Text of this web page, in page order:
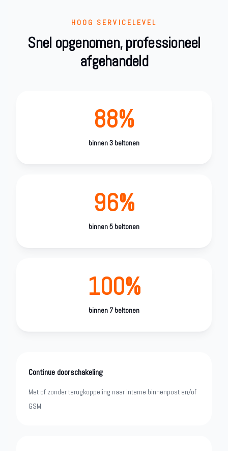
HOOG SERVICELEVEL
Snel opgenomen, professioneel
afgehandeld
88%
binnen 3 beltonen
96%
binnen 5 beltonen
100%
binnen 7 beltonen
Continue doorschakeling
Met of zonder terugkoppeling naar interne binnenpost en/of
GSM.